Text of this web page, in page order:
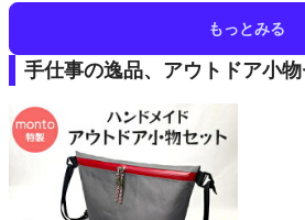
もっとみる
手仕事の逸品、アウトドア小物